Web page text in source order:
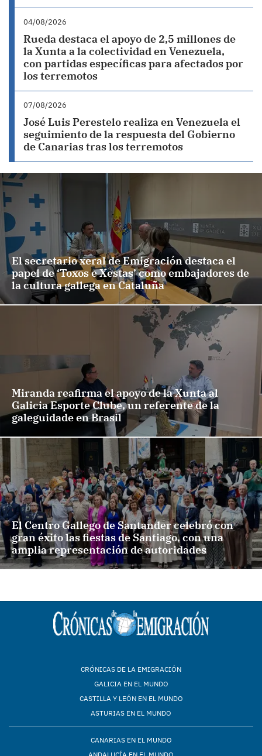
04/08/2026
Rueda destaca el apoyo de 2,5 millones de
la Xunta a la colectividad en Venezuela,
con partidas específicas para afectados por
los terremotos
07/08/2026
José Luis Perestelo realiza en Venezuela el
seguimiento de la respuesta del Gobierno
de Canarias tras los terremotos
El secretario xeral de Emigración destaca el
papel de ‘Toxos e Xestas’ como embajadores de
la cultura gallega en Cataluña
Miranda reafirma el apoyo de la Xunta al
Galicia Esporte Clube, un referente de la
galeguidade en Brasil
El Centro Gallego de Santander celebró con
gran éxito las fiestas de Santiago, con una
amplia representación de autoridades
CRÓNICAS DE LA EMIGRACIÓN
GALICIA EN EL MUNDO
CASTILLA Y LEÓN EN EL MUNDO
ASTURIAS EN EL MUNDO
CANARIAS EN EL MUNDO